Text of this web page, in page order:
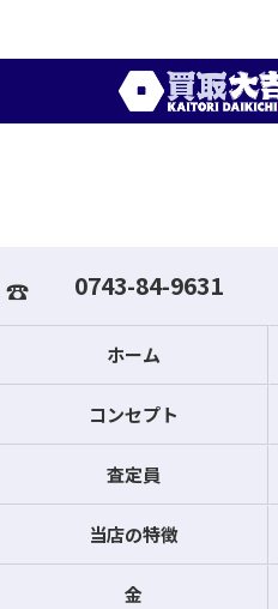
0743-84-9631
ホーム
コンセプト
査定員
当店の特徴
金